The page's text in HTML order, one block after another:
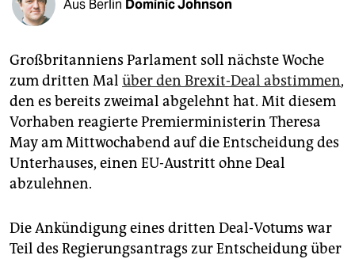
fragen & hilfe
unterstützen
abo
genossenschaft
epaper login
Aus Berlin Dominic Johnson
Großbritanniens Parlament soll nächste Woche
zum dritten Mal über den Brexit-Deal abstimmen,
den es bereits zweimal abgelehnt hat. Mit diesem
Vorhaben reagierte Premierministerin Theresa
May am Mittwochabend auf die Entscheidung des
Unterhauses, einen EU-Austritt ohne Deal
abzulehnen.
Die Ankündigung eines dritten Deal-Votums war
Teil des Regierungsantrags zur Entscheidung über